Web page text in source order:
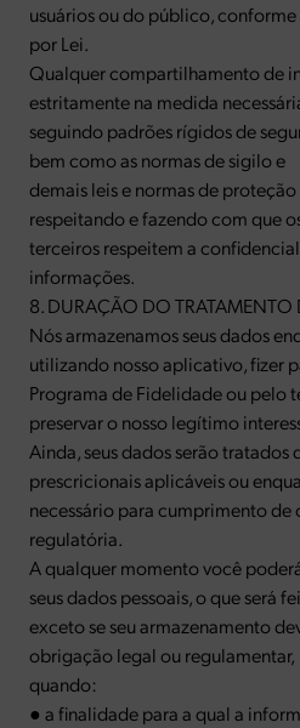
usuários ou do público,
por Lei.
Qualquer compartilhamento de
estritamente na medida
seguindo padrões rígidos de
bem como as normas de sigilo e
demais leis e normas de
respeitando e fazendo com que
terceiros respeitem a
informações.
8. DURAÇÃO DO TRATAMENTO
Nós armazenamos seus dados
utilizando nosso aplicativo, fizer
Programa de Fidelidade ou pelo
preservar o nosso legítimo
Ainda, seus dados serão tratados
prescricionais aplicáveis ou
necessário para cumprimento
regulatória.
A qualquer momento você
seus dados pessoais, o que será
exceto se seu armazenamento
obrigação legal ou regulamentar,
quando:
● a finalidade para a qual a